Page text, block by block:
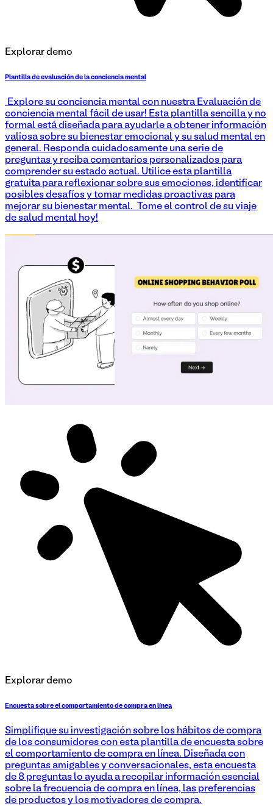
Explorar demo
Plantilla de evaluación de la conciencia mental
¡Explore su conciencia mental con nuestra Evaluación de
conciencia mental fácil de usar! Esta plantilla sencilla y no
formal está diseñada para ayudarle a obtener información
valiosa sobre su bienestar emocional y su salud mental en
general. Responda cuidadosamente una serie de
preguntas y reciba comentarios personalizados para
comprender su estado actual. Utilice esta plantilla
gratuita para reflexionar sobre sus emociones, identificar
posibles desafíos y tomar medidas proactivas para
mejorar su bienestar mental. ¡Tome el control de su viaje
de salud mental hoy!
Explorar demo
Encuesta sobre el comportamiento de compra en línea
Simplifique su investigación sobre los hábitos de compra
de los consumidores con esta plantilla de encuesta sobre
el comportamiento de compra en línea. Diseñada con
preguntas amigables y conversacionales, esta encuesta
de 8 preguntas lo ayuda a recopilar información esencial
sobre la frecuencia de compra en línea, las preferencias
de productos y los motivadores de compra.